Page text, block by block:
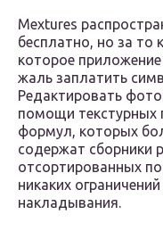
Mextures
бесплатно, но за то
которое
жаль заплатить
Редактировать
помощи текстурных
формул, которых
содержат сборники
отсортированных
никаких
накладывания.